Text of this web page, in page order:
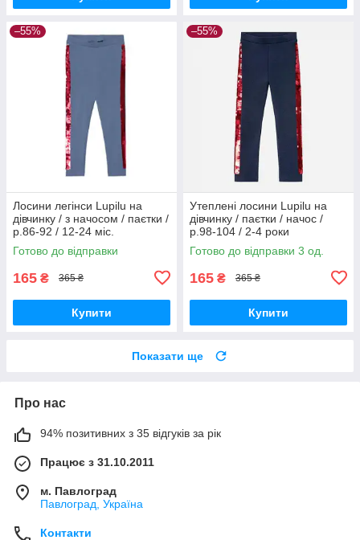
–55%
Лосини легінси Lupilu на
дівчинку / з начосом / паєтки /
р.86-92 / 12-24 міс.
Готово до відправки
165 ₴ 365 ₴
Купити
–55%
Утеплені лосини Lupilu на
дівчинку / паєтки / начос /
р.98-104 / 2-4 роки
Готово до відправки 3 од.
165 ₴ 365 ₴
Купити
Показати ще
Про нас
94% позитивних з 35 відгуків за рік
Працює з 31.10.2011
м. Павлоград
Павлоград, Україна
Контакти